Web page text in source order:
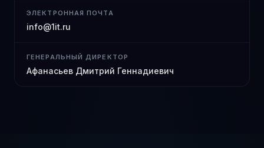
ЭЛЕКТРОННАЯ ПОЧТА
info@1it.ru
ГЕНЕРАЛЬНЫЙ ДИРЕКТОР
Афанасьев Дмитрий Геннадиевич